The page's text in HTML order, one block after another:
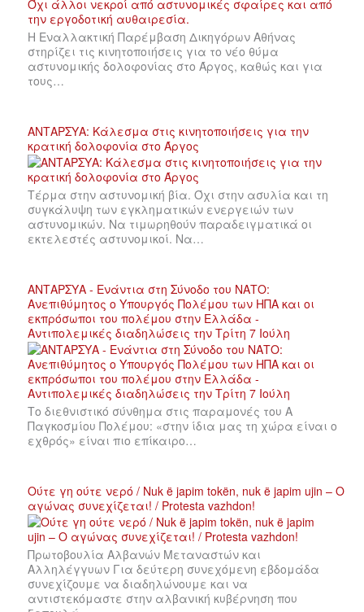
Η Εναλλακτική Παρέμβαση Δικηγόρων Αθήνας
στηρίζει τις κινητοποιήσεις για το νέο θύμα
αστυνομικής δολοφονίας στο Άργος, καθώς και για
τους…
ΑΝΤΑΡΣΥΑ: Κάλεσμα στις κινητοποιήσεις για την
κρατική δολοφονία στο Άργος
Τέρμα στην αστυνομική βία. Όχι στην ασυλία και τη
συγκάλυψη των εγκληματικών ενεργειών των
αστυνομικών. Να τιμωρηθούν παραδειγματικά οι
εκτελεστές αστυνομικοί. Να…
ΑΝΤΑΡΣΥΑ - Ενάντια στη Σύνοδο του ΝΑΤΟ:
Ανεπιθύμητος ο Υπουργός Πολέμου των ΗΠΑ και οι
εκπρόσωποι του πολέμου στην Ελλάδα -
Αντιπολεμικές διαδηλώσεις την Τρίτη 7 Ιούλη
Το διεθνιστικό σύνθημα στις παραμονές του Α
Παγκοσμίου Πολέμου: «στην ίδια μας τη χώρα είναι ο
εχθρός» είναι πιο επίκαιρο…
Ούτε γη ούτε νερό / Nuk ë japim tokën, nuk ë japim ujin – Ο
αγώνας συνεχίζεται! / Protesta vazhdon!
Πρωτοβουλία Αλβανών Μεταναστών και
Αλληλέγγυων Για δεύτερη συνεχόμενη εβδομάδα
συνεχίζουμε να διαδηλώνουμε και να
αντιστεκόμαστε στην αλβανική κυβέρνηση που